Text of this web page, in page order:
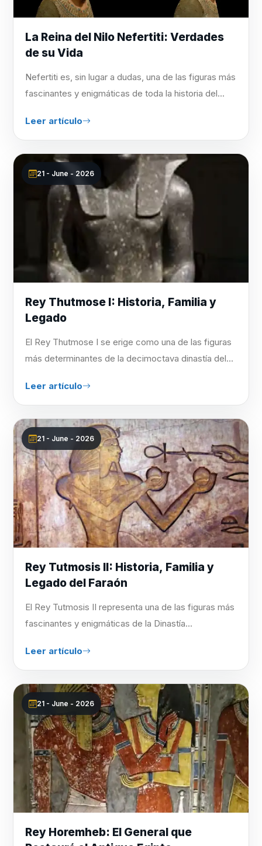
La Reina del Nilo Nefertiti: Verdades
de su Vida
Nefertiti es, sin lugar a dudas, una de las figuras más
fascinantes y enigmáticas de toda la historia del...
Leer artículo
21 - June - 2026
Rey Thutmose I: Historia, Familia y
Legado
El Rey Thutmose I se erige como una de las figuras
más determinantes de la decimoctava dinastía del...
Leer artículo
21 - June - 2026
Rey Tutmosis II: Historia, Familia y
Legado del Faraón
El Rey Tutmosis II representa una de las figuras más
fascinantes y enigmáticas de la Dinastía...
Leer artículo
21 - June - 2026
Rey Horemheb: El General que